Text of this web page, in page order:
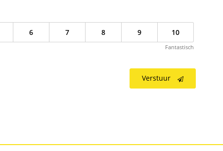
6 7 8 9 10
Fantastisch
Verstuur